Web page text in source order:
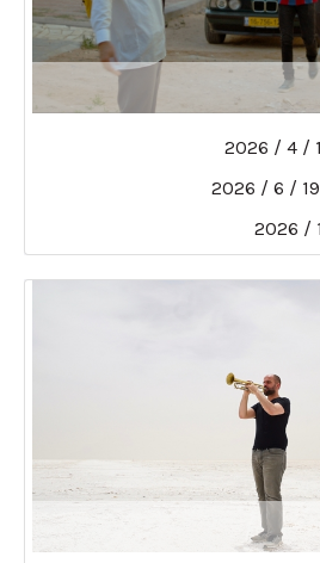
19 / 6 / 2026